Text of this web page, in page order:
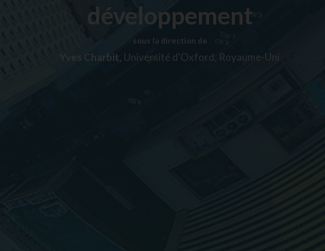
développement
sous la direction de
Yves Charbit, Université d'Oxford, Royaume-Uni